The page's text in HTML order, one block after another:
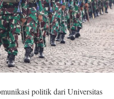
politik dari Universitas